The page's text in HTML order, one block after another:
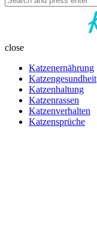
for:
close
Katzenernährung
Katzengesundheit
Katzenhaltung
Katzenrassen
Katzenverhalten
Katzensprüche